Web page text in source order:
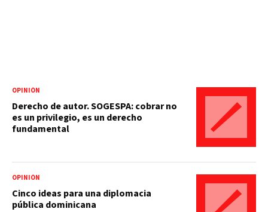
OPINIÓN
Derecho de autor. SOGESPA: cobrar no
es un privilegio, es un derecho
fundamental
OPINIÓN
Cinco ideas para una diplomacia
pública dominicana